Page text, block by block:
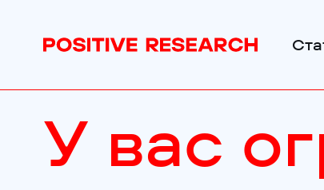
У вас